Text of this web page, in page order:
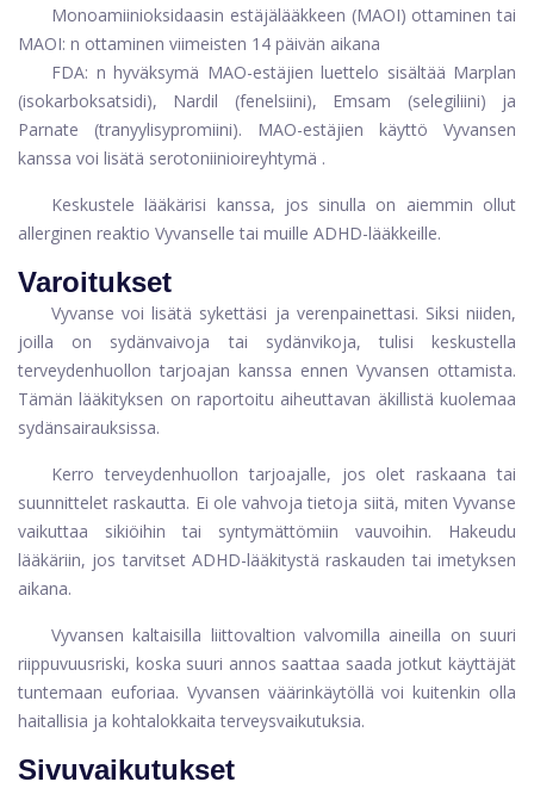
Monoamiinioksidaasin estäjälääkkeen (MAOI) ottaminen tai
MAOI: n ottaminen viimeisten 14 päivän aikana
FDA: n hyväksymä MAO-estäjien luettelo sisältää Marplan
(isokarboksatsidi), Nardil (fenelsiini), Emsam (selegiliini) ja
Parnate (tranyylisypromiini). MAO-estäjien käyttö Vyvansen
kanssa voi lisätä serotoniinioireyhtymä .
Keskustele lääkärisi kanssa, jos sinulla on aiemmin ollut
allerginen reaktio Vyvanselle tai muille ADHD-lääkkeille.
Varoitukset
Vyvanse voi lisätä sykettäsi ja verenpainettasi. Siksi niiden,
joilla on sydänvaivoja tai sydänvikoja, tulisi keskustella
terveydenhuollon tarjoajan kanssa ennen Vyvansen ottamista.
Tämän lääkityksen on raportoitu aiheuttavan äkillistä kuolemaa
sydänsairauksissa.
Kerro terveydenhuollon tarjoajalle, jos olet raskaana tai
suunnittelet raskautta. Ei ole vahvoja tietoja siitä, miten Vyvanse
vaikuttaa sikiöihin tai syntymättömiin vauvoihin. Hakeudu
lääkäriin, jos tarvitset ADHD-lääkitystä raskauden tai imetyksen
aikana.
Vyvansen kaltaisilla liittovaltion valvomilla aineilla on suuri
riippuvuusriski, koska suuri annos saattaa saada jotkut käyttäjät
tuntemaan euforiaa. Vyvansen väärinkäytöllä voi kuitenkin olla
haitallisia ja kohtalokkaita terveysvaikutuksia.
Sivuvaikutukset